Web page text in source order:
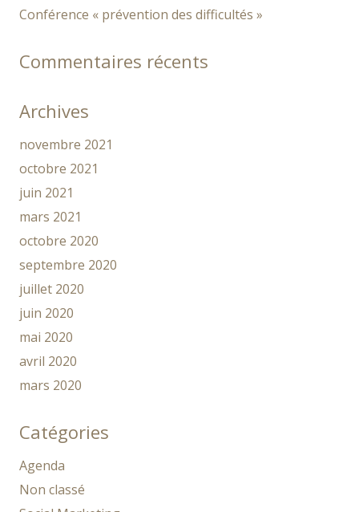
Conférence « prévention des difficultés »
Commentaires récents
Archives
novembre 2021
octobre 2021
juin 2021
mars 2021
octobre 2020
septembre 2020
juillet 2020
juin 2020
mai 2020
avril 2020
mars 2020
Catégories
Agenda
Non classé